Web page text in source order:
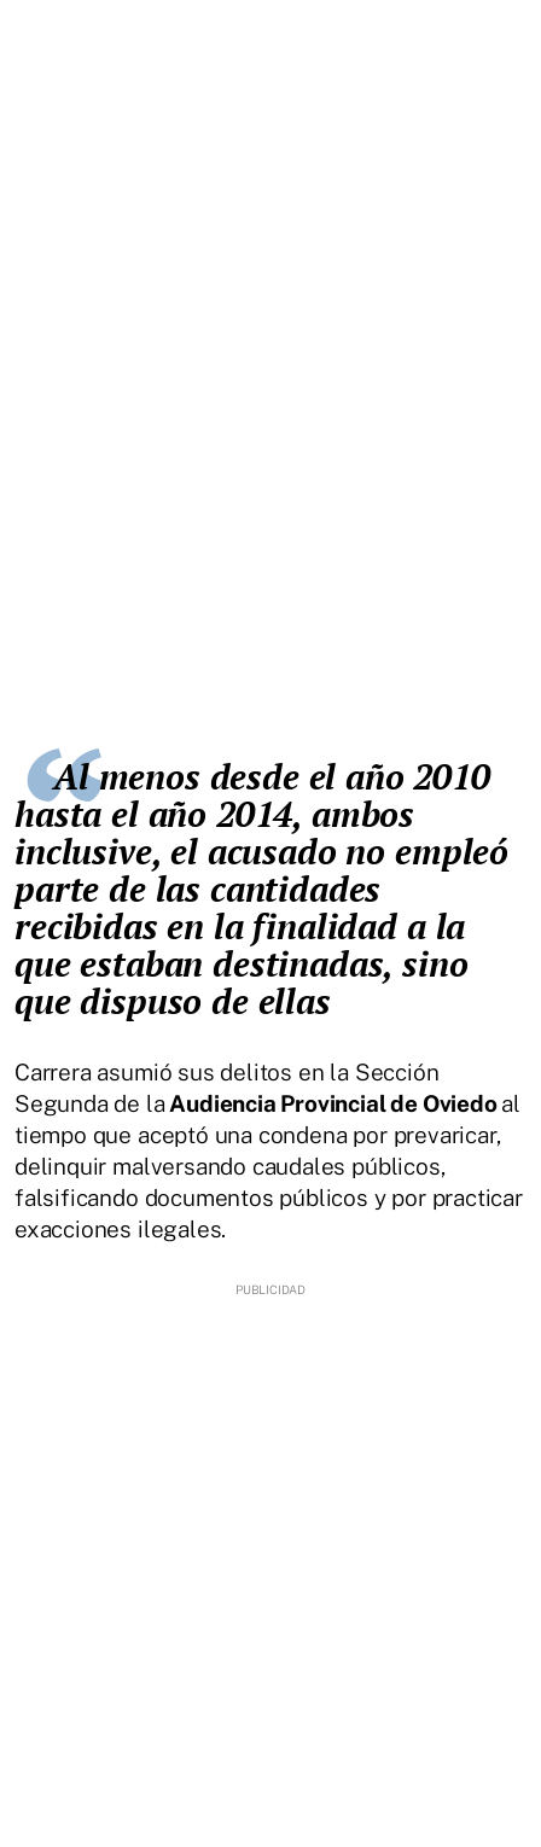
Al menos desde el año 2010
hasta el año 2014, ambos
inclusive, el acusado no empleó
parte de las cantidades
recibidas en la finalidad a la
que estaban destinadas, sino
que dispuso de ellas
Carrera asumió sus delitos en la Sección
Segunda de la Audiencia Provincial de Oviedoal
tiempo que aceptó una condena por prevaricar,
delinquir malversando caudales públicos,
falsificando documentos públicos y por practicar
exacciones ilegales.